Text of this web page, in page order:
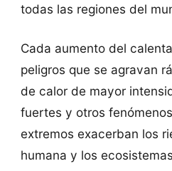
todas las regiones del
Cada aumento del
peligros que se agravan
de calor de mayor
fuertes y otros
extremos exacerban los
humana y los